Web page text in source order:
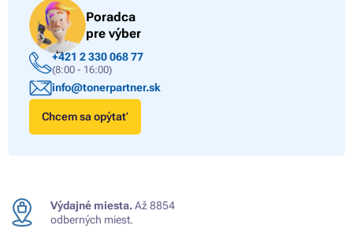
Poradca
pre výber
+421 2 330 068 77
(8:00 - 16:00)
info@tonerpartner.sk
Chcem sa opýtať
Výdajné miesta.Až 8854
odberných miest.